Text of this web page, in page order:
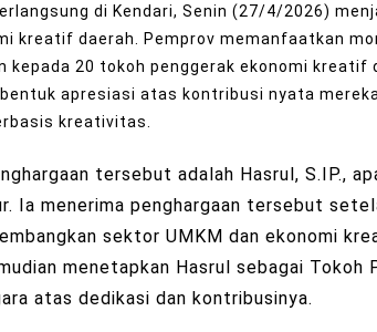
di Kendari, Senin (27/4/2026)
kreatif daerah. Pemprov memanfaatkan
kepada 20 tokoh penggerak ekonomi kreatif
apresiasi atas kontribusi nyata
kreativitas.
tersebut adalah Hasrul, S.IP.,
Ia menerima penghargaan tersebut
sektor UMKM dan ekonomi
menetapkan Hasrul sebagai Tokoh
atas dedikasi dan kontribusinya.